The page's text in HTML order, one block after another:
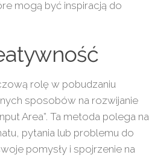
mogą być inspiracją do
rolę w pobudzaniu
sposobów na rozwijanie
Area”. Ta metoda polega na
pytania lub problemu do
pomysły i spojrzenie na